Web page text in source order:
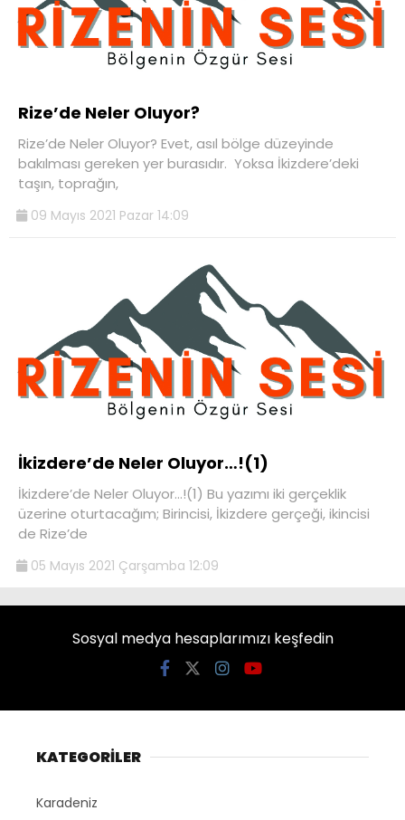
Rize’de Neler Oluyor?
Rize’de Neler Oluyor? Evet, asıl bölge düzeyinde
bakılması gereken yer burasıdır. Yoksa İkizdere’deki
taşın, toprağın,
09 Mayıs 2021 Pazar 14:09
İkizdere’de Neler Oluyor…!(1)
İkizdere’de Neler Oluyor…!(1) Bu yazımı iki gerçeklik
üzerine oturtacağım; Birincisi, İkizdere gerçeği, ikincisi
de Rize’de
05 Mayıs 2021 Çarşamba 12:09
Sosyal medya hesaplarımızı keşfedin
KATEGORİLER
Karadeniz